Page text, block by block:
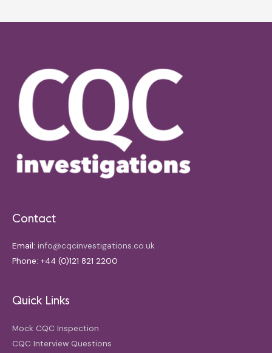
Contact
Email: info@cqcinvestigations.co.uk
Phone: +44 (0)121 821 2200
Quick Links
Mock CQC Inspection
CQC Interview Questions